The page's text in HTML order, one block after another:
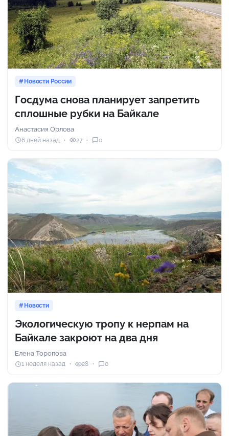
Новости России
Госдума снова планирует запретить
сплошные рубки на Байкале
Анастасия Орлова
6 дней назад 27 0
Новости
Экологическую тропу к нерпам на
Байкале закроют на два дня
Елена Торопова
1 неделя назад 28 0